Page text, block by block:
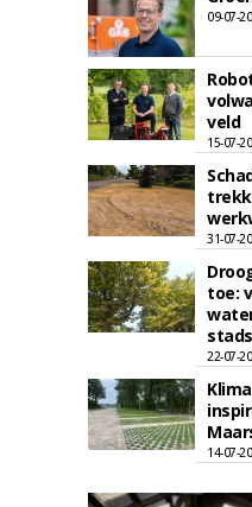
09-07-
veld
15-07-
31-07-
toe:
22-07-
14-07-